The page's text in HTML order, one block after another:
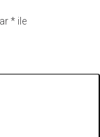
* ile